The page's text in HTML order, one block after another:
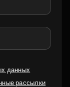
данных
рассылки